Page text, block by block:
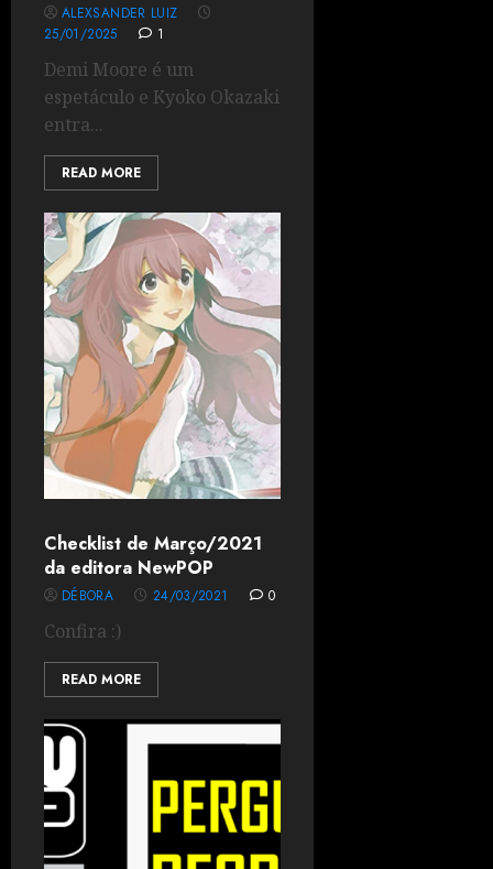
ALEXSANDER LUIZ
25/01/2025
1
Demi Moore é um
espetáculo e Kyoko Okazaki
entra...
READ MORE
Checklist de Março/2021
da editora NewPOP
DÉBORA 24/03/2021 0
Confira :)
READ MORE